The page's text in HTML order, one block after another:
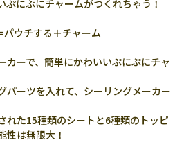
にぷにチャームがつくれちゃう！
ウチする＋チャーム
カーで、簡単にかわいいぷにぷにチャ
パーツを入れて、シーリングメーカー
れた15種類のシートと6種類のトッピ
性は無限大！